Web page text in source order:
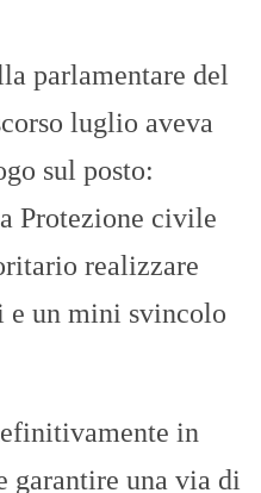
parlamentare del
luglio aveva
sul posto:
Protezione civile
realizzare
e un mini svincolo
in
garantire una via di